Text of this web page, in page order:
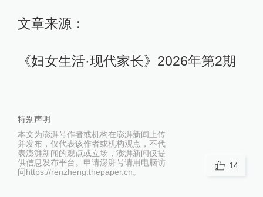
文章来源：
《妇女生活·现代家长》2026年第2期
特别声明
本文为澎湃号作者或机构在澎湃新闻上传
并发布，仅代表该作者或机构观点，不代
表澎湃新闻的观点或立场，澎湃新闻仅提
供信息发布平台。申请澎湃号请用电脑访
问https://renzheng.thepaper.cn。
14